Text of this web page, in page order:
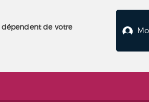
dépendent de votre